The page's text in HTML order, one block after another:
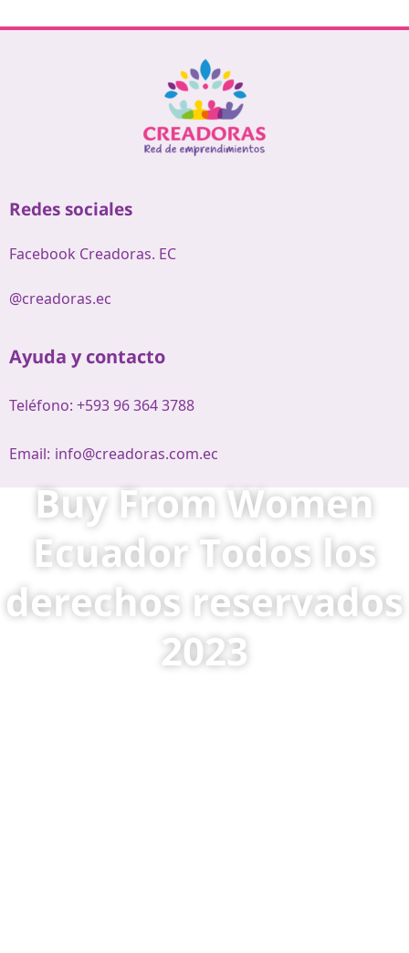
Redes sociales
Facebook Creadoras. EC
@creadoras.ec
Ayuda y contacto
Teléfono: +593 96 364 3788
Email: info@creadoras.com.ec
Buy From Women
Ecuador Todos los
derechos reservados
2023